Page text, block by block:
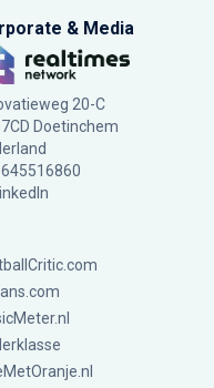
& Media
20-C
Doetinchem
LinkedIn